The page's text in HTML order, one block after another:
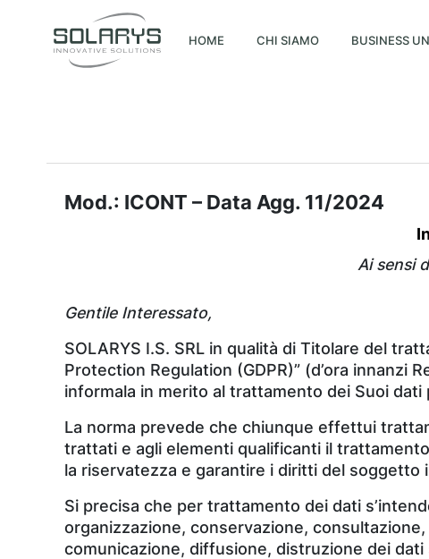
HOME CHI SIAMO BUSINESS
Mod.: ICONT – Data Agg. 11/2024
Ai sensi
Gentile Interessato,
SOLARYS I.S. SRL in qualità di Titolare del
Protection Regulation (GDPR)” (d’ora
informala in merito al trattamento dei Suoi dati
La norma prevede che chiunque effettui
trattati e agli elementi qualificanti il
la riservatezza e garantire i diritti del soggetto
Si precisa che per trattamento dei dati
organizzazione, conservazione,
comunicazione, diffusione, distruzione dei dati